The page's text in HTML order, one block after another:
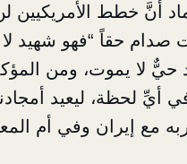
لن تنجح حتى
شهيد لا محالة،
ومن المؤكد أنه سيُبعث
أمجادنا كما فعل
أم المعارك”.